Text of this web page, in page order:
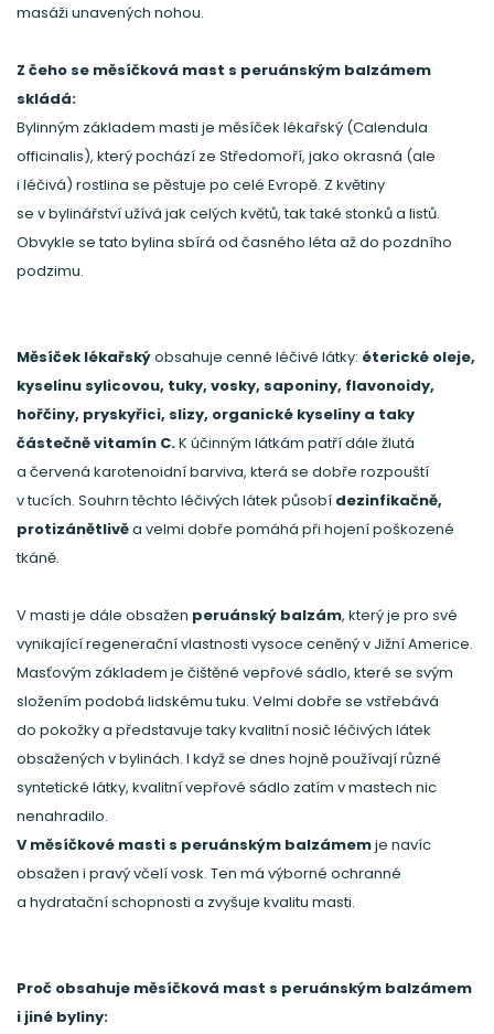
masáži unavených nohou.
Z čeho se měsíčková mast s peruánským balzámem
skládá:
Bylinným základem masti je měsíček lékařský (Calendula
officinalis), který pochází ze Středomoří, jako okrasná (ale
i léčivá) rostlina se pěstuje po celé Evropě. Z květiny
se v bylinářství užívá jak celých květů, tak také stonků a listů.
Obvykle se tato bylina sbírá od časného léta až do pozdního
podzimu.
Měsíček lékařskýobsahuje cenné léčivé látky: éterické oleje,
kyselinu sylicovou, tuky, vosky, saponiny, flavonoidy,
hořčiny, pryskyřici, slizy, organické kyseliny a taky
částečně vitamín C.K účinným látkám patří dále žlutá
a červená karotenoidní barviva, která se dobře rozpouští
v tucích. Souhrn těchto léčivých látek působí dezinfikačně,
protizánětlivěa velmi dobře pomáhá při hojení poškozené
tkáně.
V masti je dále obsažen peruánský balzám, který je pro své
vynikající regenerační vlastnosti vysoce ceněný v Jižní Americe.
Masťovým základem je čištěné vepřové sádlo, které se svým
složením podobá lidskému tuku. Velmi dobře se vstřebává
do pokožky a představuje taky kvalitní nosič léčivých látek
obsažených v bylinách. I když se dnes hojně používají různé
syntetické látky, kvalitní vepřové sádlo zatím v mastech nic
nenahradilo.
V měsíčkové masti s peruánským balzámemje navíc
obsažen i pravý včelí vosk. Ten má výborné ochranné
a hydratační schopnosti a zvyšuje kvalitu masti.
Proč obsahuje měsíčková mast s peruánským balzámem
i jiné byliny: